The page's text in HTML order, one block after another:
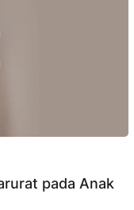
pada Anak